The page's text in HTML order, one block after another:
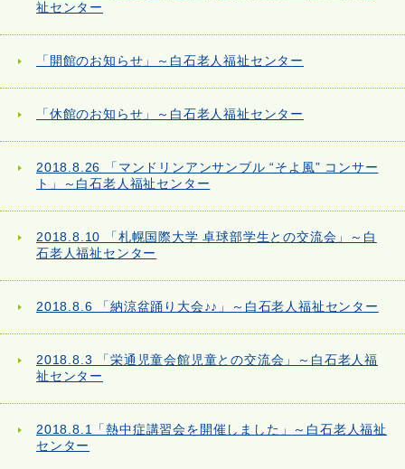
祉センター
「開館のお知らせ」～白石老人福祉センター
「休館のお知らせ」～白石老人福祉センター
2018.8.26 「マンドリンアンサンブル “そよ風” コンサー
ト」～白石老人福祉センター
2018.8.10 「札幌国際大学 卓球部学生との交流会」～白
石老人福祉センター
2018.8.6 「納涼盆踊り大会♪♪」～白石老人福祉センター
2018.8.3 「栄通児童会館児童との交流会」～白石老人福
祉センター
2018.8.1「熱中症講習会を開催しました」～白石老人福祉
センター